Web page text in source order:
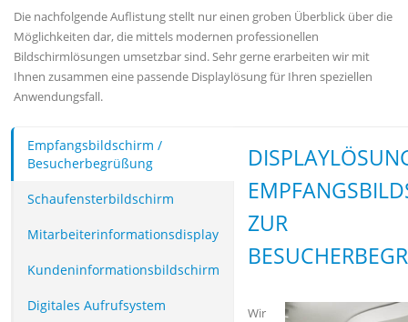
Die nachfolgende Auflistung stellt nur einen groben Überblick über die
Möglichkeiten dar, die mittels modernen professionellen
Bildschirmlösungen umsetzbar sind. Sehr gerne erarbeiten wir mit
Ihnen zusammen eine passende Displaylösung für Ihren speziellen
Anwendungsfall.
Empfangsbildschirm /
Besucherbegrüßung
Schaufensterbildschirm
Mitarbeiterinformationsdisplay
Kundeninformationsbildschirm
Digitales Aufrufsystem
ZUR
Wir